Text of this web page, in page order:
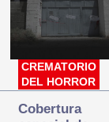
CREMATORIO
DEL HORROR
Cobertura